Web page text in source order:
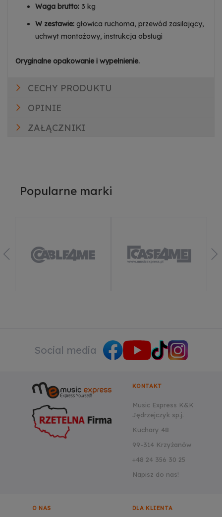
Waga brutto: 3 kg
W zestawie: głowica ruchoma, przewód zasilający,
uchwyt montażowy, instrukcja obsługi
Oryginalne opakowanie i wypełnienie.
CECHY PRODUKTU
OPINIE
ZAŁĄCZNIKI
Popularne marki
Social media
KONTAKT
Music Express K&K
Jędrzejczyk sp.j.
Kuchary 48
99-314 Krzyżanów
+48 24 356 30 25
Napisz do nas!
O NAS DLA KLIENTA